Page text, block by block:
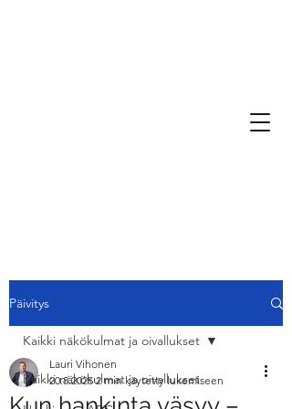
Päivitys
Kaikki näkökulmat ja oivallukset
Kaikki näkökulmat ja oivallukset
Lauri Vihonen
20.8.2025 2 min käytetty lukemiseen